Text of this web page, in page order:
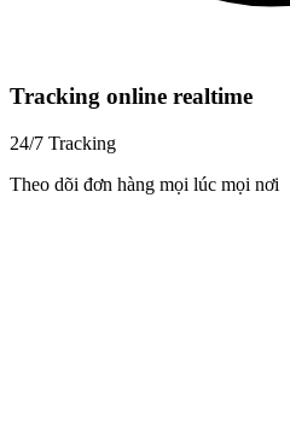
Tracking online realtime
24/7 Tracking
Theo dõi đơn hàng mọi lúc mọi nơi